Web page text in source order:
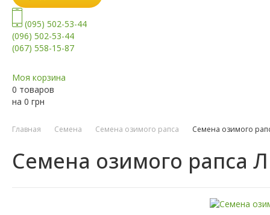
(095) 502-53-44
(096) 502-53-44
(067) 558-15-87
Моя корзина
0 товаров
на 0 грн
Главная Семена Семена озимого рапса Семена озимого
Семена озимого рапса